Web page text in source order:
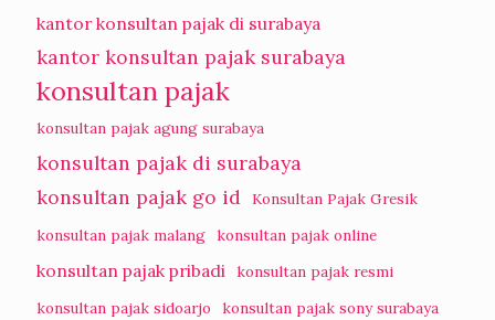
kantor konsultan pajak di surabaya
kantor konsultan pajak surabaya
konsultan pajak
konsultan pajak agung surabaya
konsultan pajak di surabaya
konsultan pajak go id Konsultan Pajak Gresik
konsultan pajak malang
konsultan pajak online
konsultan pajak pribadi
konsultan pajak resmi
konsultan pajak sidoarjo
konsultan pajak sony surabaya